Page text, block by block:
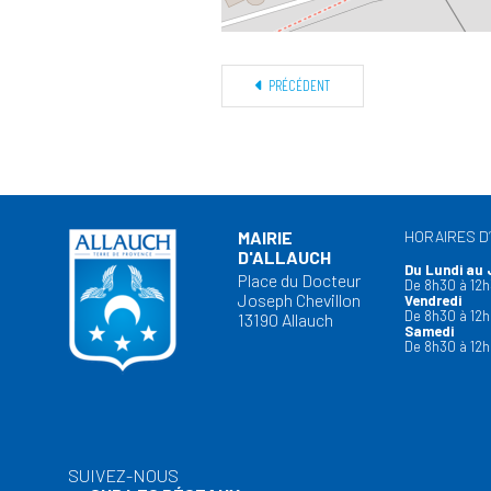
PRÉCÉDENT
MAIRIE
D'ALLAUCH
Place du Docteur
Joseph Chevillon
13190 Allauch
HORAIRES
Du Lundi au
De 8h30 à
Vendredi
De 8h30 à
Samedi
De 8h30 à 12h
SUIVEZ-NOUS